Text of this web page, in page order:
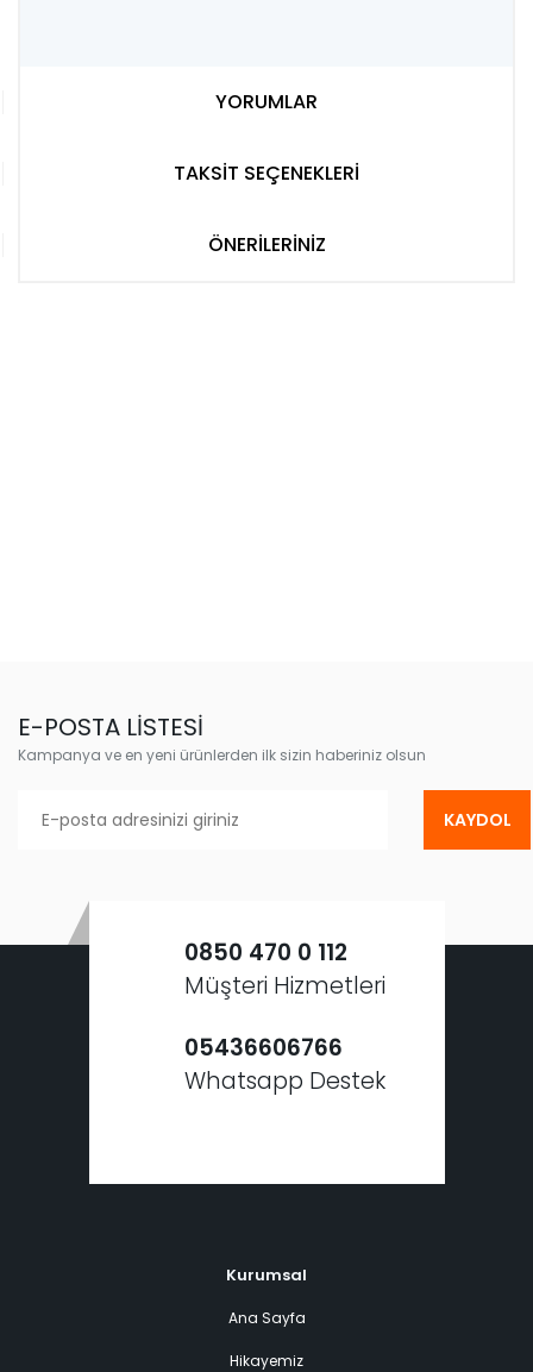
YORUMLAR
TAKSİT SEÇENEKLERİ
ÖNERİLERİNİZ
E-POSTA LİSTESİ
Kampanya ve en yeni ürünlerden ilk sizin haberiniz olsun
KAYDOL
0850 470 0 112
Müşteri Hizmetleri
05436606766
Whatsapp Destek
Kurumsal
Ana Sayfa
Hikayemiz